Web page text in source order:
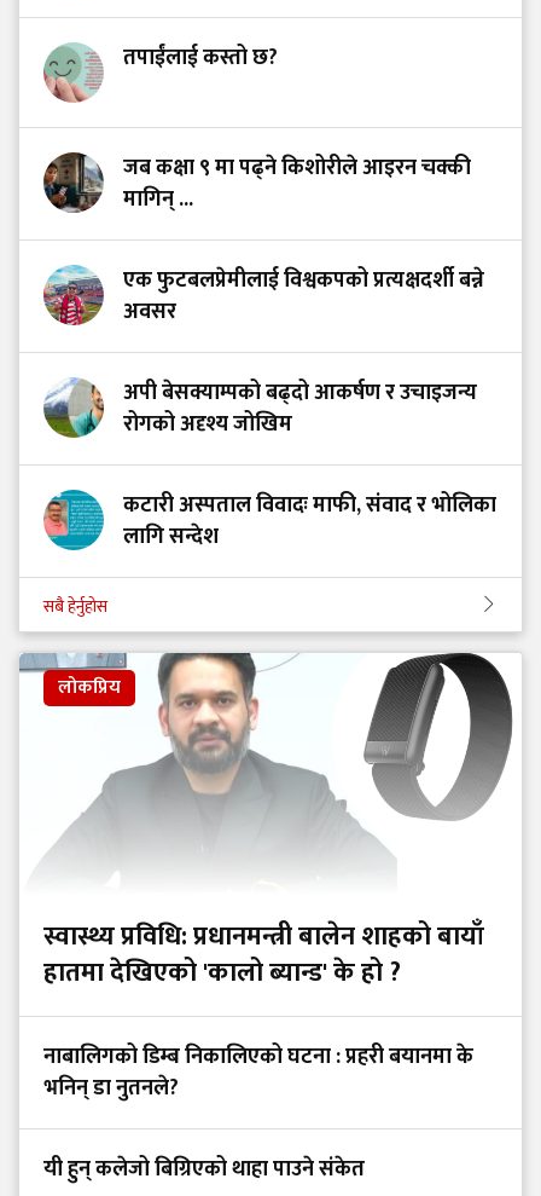
तपाईंलाई कस्तो छ?
जब कक्षा ९ मा पढ्ने किशोरीले आइरन चक्की
मागिन् ...
एक फुटबलप्रेमीलाई विश्वकपको प्रत्यक्षदर्शी बन्ने
अवसर
अपी बेसक्याम्पको बढ्दो आकर्षण र उचाइजन्य
रोगको अदृश्य जोखिम
कटारी अस्पताल विवादः माफी, संवाद र भोलिका
लागि सन्देश
सबै हेर्नुहोस
लोकप्रिय
स्वास्थ्य प्रविधि: प्रधानमन्त्री बालेन शाहको बायाँ
हातमा देखिएको 'कालो ब्यान्ड' के हो ?
नाबालिगको डिम्ब निकालिएको घटना : प्रहरी बयानमा के
भनिन् डा नुतनले?
यी हुन् कलेजो बिग्रिएको थाहा पाउने संकेत